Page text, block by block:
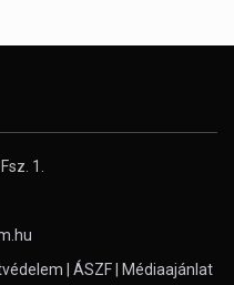
1.
ÁSZF Médiaajánlat